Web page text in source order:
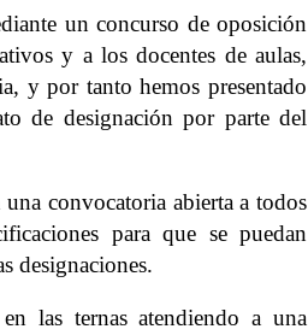
un concurso de oposición
y a los docentes de aulas,
y por tanto hemos presentado
de designación por parte del
convocatoria abierta a todos
para que se puedan
designaciones.
las ternas atendiendo a una